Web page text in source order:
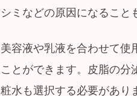
シミなどの原因になること
美容液や乳液を合わせて使
ことができます。皮脂の
粧水も選択する必要があり